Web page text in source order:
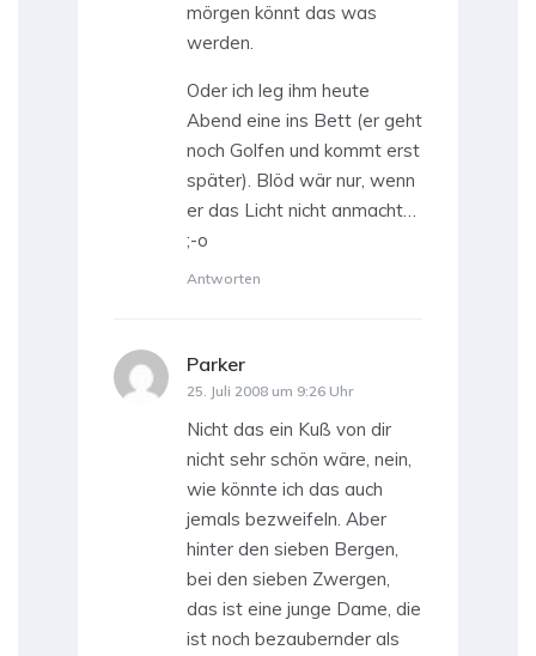
mörgen könnt das was
werden.
Oder ich leg ihm heute
Abend eine ins Bett (er geht
noch Golfen und kommt erst
später). Blöd wär nur, wenn
er das Licht nicht anmacht…
;-o
Antworten
Parker
25. Juli 2008 um 9:26 Uhr
Nicht das ein Kuß von dir
nicht sehr schön wäre, nein,
wie könnte ich das auch
jemals bezweifeln. Aber
hinter den sieben Bergen,
bei den sieben Zwergen,
das ist eine junge Dame, die
ist noch bezaubernder als